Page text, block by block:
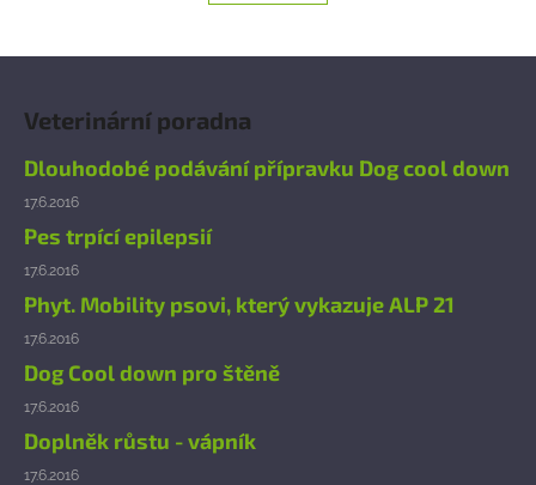
Veterinární poradna
Dlouhodobé podávání přípravku Dog cool down
17.6.2016
Pes trpící epilepsií
17.6.2016
Phyt. Mobility psovi, který vykazuje ALP 21
17.6.2016
Dog Cool down pro štěně
17.6.2016
Doplněk růstu - vápník
17.6.2016